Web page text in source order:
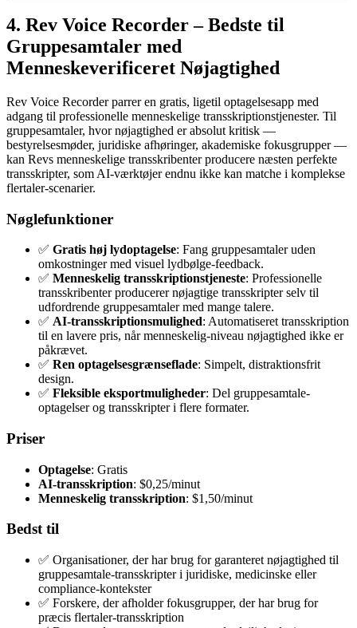
4. Rev Voice Recorder – Bedste til
Gruppesamtaler med
Menneskeverificeret Nøjagtighed
Rev Voice Recorder parrer en gratis, ligetil optagelsesapp med
adgang til professionelle menneskelige transskriptionstjenester. Til
gruppesamtaler, hvor nøjagtighed er absolut kritisk —
bestyrelsesmøder, juridiske afhøringer, akademiske fokusgrupper —
kan Revs menneskelige transskribenter producere næsten perfekte
transskripter, som AI-værktøjer endnu ikke kan matche i komplekse
flertaler-scenarier.
Nøglefunktioner
✅ Gratis høj lydoptagelse: Fang gruppesamtaler uden
omkostninger med visuel lydbølge-feedback.
✅ Menneskelig transskriptionstjeneste: Professionelle
transskribenter producerer nøjagtige transskripter selv til
udfordrende gruppesamtaler med mange talere.
✅ AI-transskriptionsmulighed: Automatiseret transskription
til en lavere pris, når menneskelig-niveau nøjagtighed ikke er
påkrævet.
✅ Ren optagelsesgrænseflade: Simpelt, distrakt­ions­frit
design.
✅ Fleksible eksportmuligheder: Del gruppesamtale-
optagelser og transskripter i flere formater.
Priser
Optagelse: Gratis
AI-transskription: $0,25/minut
Menneskelig transskription: $1,50/minut
Bedst til
✅ Organisationer, der har brug for garanteret nøjagtighed til
gruppesamtale-transskripter i juridiske, medicinske eller
compliance-kontekster
✅ Forskere, der afholder fokusgrupper, der har brug for
præcis flertaler-transskription